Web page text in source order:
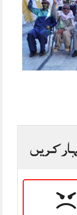
کریں